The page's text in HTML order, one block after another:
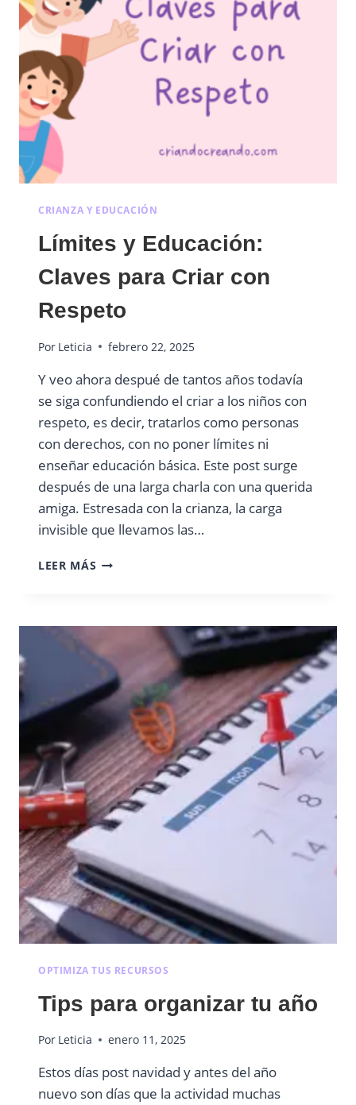
CRIANZA Y EDUCACIÓN
Límites y Educación:
Claves para Criar con
Respeto
Por Leticia febrero 22, 2025
Y veo ahora despué de tantos años todavía
se siga confundiendo el criar a los niños con
respeto, es decir, tratarlos como personas
con derechos, con no poner límites ni
enseñar educación básica. Este post surge
después de una larga charla con una querida
amiga. Estresada con la crianza, la carga
invisible que llevamos las…
LEER MÁS LÍMITES
PARA
CON
RESPETO
OPTIMIZA TUS RECURSOS
Tips para organizar tu año
Por Leticia enero 11, 2025
Estos días post navidad y antes del año
nuevo son días que la actividad muchas